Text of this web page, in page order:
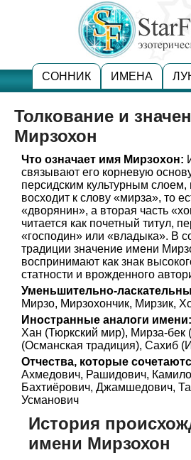
СОННИК ИМЕНА
Толкование и
Мирзохон
Что означает имя Мирзохон:
связывают его корневую
персидским культурным слоем,
восходит к слову «мирза», то
«дворянин», а вторая часть
читается как почетный титул,
«господин» или «владыка». В
традиции значение имени
воспринимают как знак
статности и врожденного
Уменьшительно-
Мирзо, Мирзохончик, Мирзик,
Иностранные аналоги имени:
Хан (Тюркский мир), Мирза-бек
(Османская традиция), Сахиб
Отчества, которые
Ахмедович, Рашидович,
Бахтиёрович, Джамшедович,
Усманович
История
имени Мирзохон